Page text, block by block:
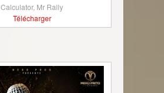
Calculator, Mr Rally
Télécharger